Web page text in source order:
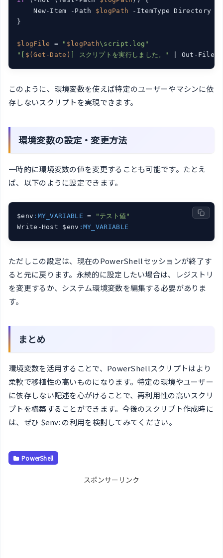
    New-Item -Path
$logPath -ItemType Directory
}
$logFile = " $logPath\script.log"
"[ $(Get-Date) ] スクリプトを実行しました。" | Out-File
このように、環境変数を使えば特定のユーザーやマシンに依
存しないスクリプトを実現できます。
環境変数の設定・変更方法
一時的に環境変数の値を変更することも可能です。たとえ
ば、以下のように設定できます。
$env :MY_VARIABLE =
"テスト値"
Write-Host $env :MY_VARIABLE
ただしこの設定は、現在のPowerShellセッションが終了す
ると元に戻ります。永続的に設定したい場合は、レジストリ
を変更するか、システム環境変数を編集する必要がありま
す。
まとめ
環境変数を活用することで、PowerShellスクリプトはより
柔軟で移植性の高いものになります。特定の環境やユーザー
に依存しない記述を心がけることで、再利用性の高いスクリ
プトを構築することができます。今後のスクリプト作成時に
は、ぜひ $env: の利用を検討してみてください。
PowerShell
スポンサーリンク